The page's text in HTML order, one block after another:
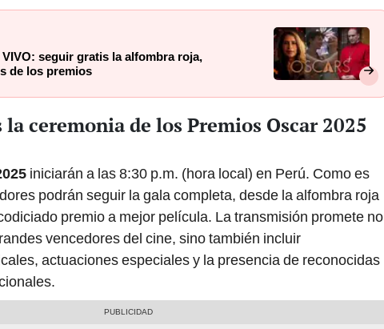
VIVO: seguir gratis la alfombra roja,
de los premios
la ceremonia de los Premios Oscar 2025
iniciarán a las 8:30 p.m. (hora local) en Perú. Como es
podrán seguir la gala completa, desde la alfombra roja
premio a mejor película. La transmisión promete no
vencedores del cine, sino también incluir
actuaciones especiales y la presencia de reconocidas